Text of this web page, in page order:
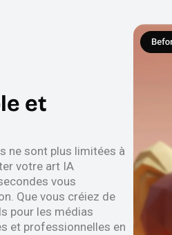
et
ne sont plus limitées à
votre art IA
vous
Que vous créiez de
pour les médias
et professionnelles en